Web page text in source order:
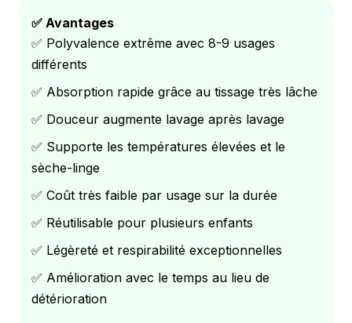
✅ Avantages
✅ Polyvalence extrême avec 8-9 usages
différents
✅ Absorption rapide grâce au tissage très lâche
✅ Douceur augmente lavage après lavage
✅ Supporte les températures élevées et le
sèche-linge
✅ Coût très faible par usage sur la durée
✅ Réutilisable pour plusieurs enfants
✅ Légèreté et respirabilité exceptionnelles
✅ Amélioration avec le temps au lieu de
détérioration